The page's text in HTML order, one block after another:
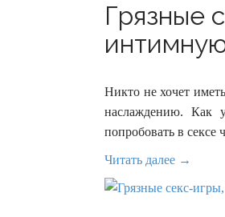
Грязные
Никто не хочет
наслаждению. Как
попробовать в сексе
Читать далее →